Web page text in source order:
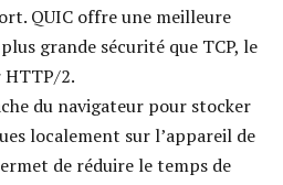
QUIC offre une meilleure
grande sécurité que TCP, le
2.
du navigateur pour stocker
localement sur l’appareil de
de réduire le temps de